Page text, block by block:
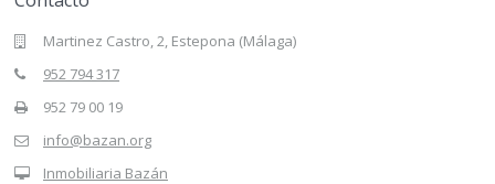
Martinez Castro, 2, Estepona (Málaga)
952 794 317
952 79 00 19
info@bazan.org
Inmobiliaria Bazán